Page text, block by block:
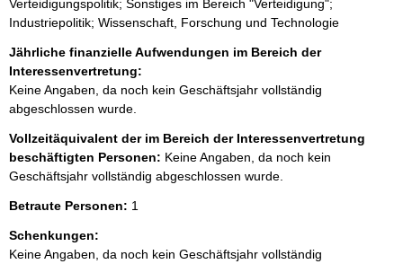
Verteidigungspolitik; Sonstiges im Bereich "Verteidigung";
Industriepolitik; Wissenschaft, Forschung und Technologie
Jährliche finanzielle Aufwendungen im Bereich der
Interessenvertretung:
Keine Angaben, da noch kein Geschäftsjahr vollständig
abgeschlossen wurde.
Vollzeitäquivalent der im Bereich der Interessenvertretung
beschäftigten Personen: Keine Angaben, da noch kein
Geschäftsjahr vollständig abgeschlossen wurde.
Betraute Personen: 1
Schenkungen:
Keine Angaben, da noch kein Geschäftsjahr vollständig